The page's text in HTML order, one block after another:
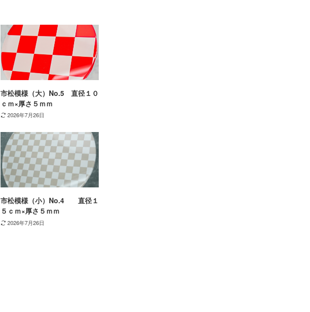
市松模様（大）No.5 直径１０
ｃｍ×厚さ５ｍｍ
2026年7月26日
市松模様（小）No.4 直径１
５ｃｍ×厚さ５ｍｍ
2026年7月26日